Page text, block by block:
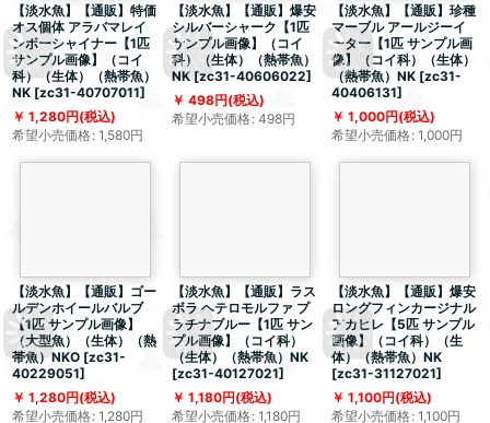
【淡水魚】【通販】特価
オス個体 アラバマレイ
ンボーシャイナー【1匹
サンプル画像】（コイ
科）（生体）（熱帯魚）
NK [zc31-40707011]
1,280円(税込)
希望小売価格: 1,580円
【淡水魚】【通販】爆安
シルバーシャーク【1匹
サンプル画像】（コイ
科）（生体）（熱帯魚）
NK [zc31-40606022]
498円(税込)
希望小売価格: 498円
【淡水魚】【通販】珍種
マーブル アールジーイ
ーター【1匹 サンプル画
像】（コイ科）（生体）
（熱帯魚）NK [zc31-
40406131]
1,000円(税込)
希望小売価格: 1,000円
【淡水魚】【通販】ゴー
ルデンホイールバルブ
【1匹 サンプル画像】
（大型魚）（生体）（熱
帯魚）NKO [zc31-
40229051]
1,280円(税込)
希望小売価格: 1,280円
【淡水魚】【通販】ラス
ボラ ヘテロモルファ プ
ラチナブルー【1匹 サン
プル画像】（コイ科）
（生体）（熱帯魚）NK
[zc31-40127021]
1,180円(税込)
希望小売価格: 1,180円
【淡水魚】【通販】爆安
ロングフィンカージナル
アカヒレ【5匹 サンプル
画像】（コイ科）（生
体）（熱帯魚）NK
[zc31-31127021]
1,100円(税込)
希望小売価格: 1,100円